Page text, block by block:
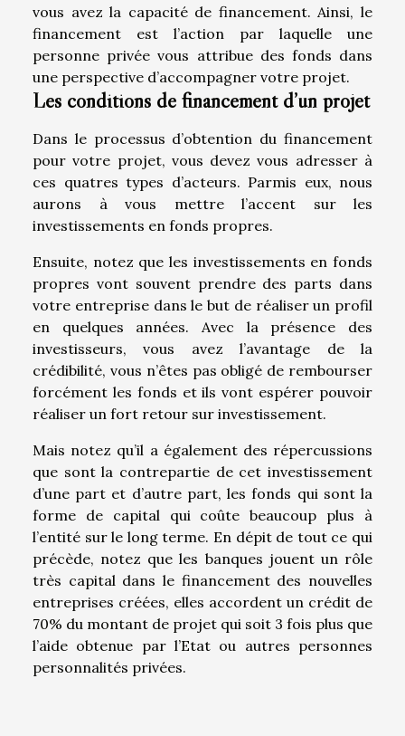
vous avez la capacité de financement. Ainsi, le
financement est l’action par laquelle une
personne privée vous attribue des fonds dans
une perspective d’accompagner votre projet.
Les conditions de financement d’un projet
Dans le processus d’obtention du financement
pour votre projet, vous devez vous adresser à
ces quatres types d’acteurs. Parmis eux, nous
aurons à vous mettre l’accent sur les
investissements en fonds propres.
Ensuite, notez que les investissements en fonds
propres vont souvent prendre des parts dans
votre entreprise dans le but de réaliser un profil
en quelques années. Avec la présence des
investisseurs, vous avez l’avantage de la
crédibilité, vous n’êtes pas obligé de rembourser
forcément les fonds et ils vont espérer pouvoir
réaliser un fort retour sur investissement.
Mais notez qu’il a également des répercussions
que sont la contrepartie de cet investissement
d’une part et d’autre part, les fonds qui sont la
forme de capital qui coûte beaucoup plus à
l’entité sur le long terme. En dépit de tout ce qui
précède, notez que les banques jouent un rôle
très capital dans le financement des nouvelles
entreprises créées, elles accordent un crédit de
70% du montant de projet qui soit 3 fois plus que
l’aide obtenue par l’Etat ou autres personnes
personnalités privées.